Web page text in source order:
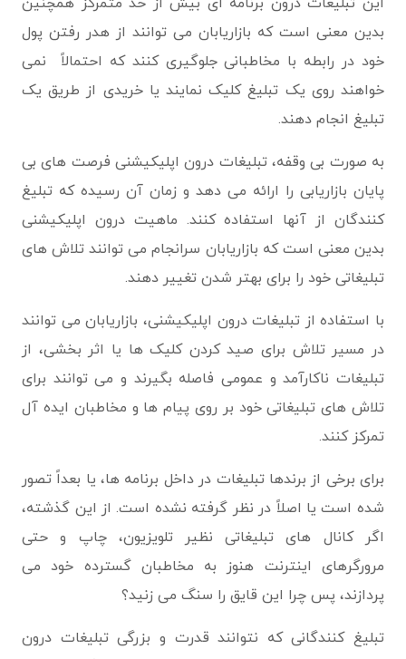
بدین معنی است که بازاریابان می توانند از هدر رفتن پول
خود در رابطه با مخاطبانی جلوگیری کنند که احتمالاً نمی
خواهند روی یک تبلیغ کلیک نمایند یا خریدی از طریق یک
تبلیغ انجام دهند.
به صورت بی وقفه، تبلیغات درون اپلیکیشنی فرصت های بی
پایان بازاریابی را ارائه می دهد و زمان آن رسیده که تبلیغ
کنندگان از آنها استفاده کنند. ماهیت درون اپلیکیشنی
بدین معنی است که بازاریابان سرانجام می توانند تلاش های
تبلیغاتی خود را برای بهتر شدن تغییر دهند.
با استفاده از تبلیغات درون اپلیکیشنی، بازاریابان می توانند
در مسیر تلاش برای صید کردن کلیک ها یا اثر بخشی، از
تبلیغات ناکارآمد و عمومی فاصله بگیرند و می توانند برای
تلاش های تبلیغاتی خود بر روی پیام ها و مخاطبان ایده آل
تمرکز کنند.
برای برخی از برندها تبلیغات در داخل برنامه ها، یا بعداً تصور
شده است یا اصلاً در نظر گرفته نشده است. از این گذشته،
اگر کانال های تبلیغاتی نظیر تلویزیون، چاپ و حتی
مرورگرهای اینترنت هنوز به مخاطبان گسترده خود می
پردازند، پس چرا این قایق را سنگ می زنید؟
تبلیغ کنندگانی که نتوانند قدرت و بزرگی تبلیغات درون